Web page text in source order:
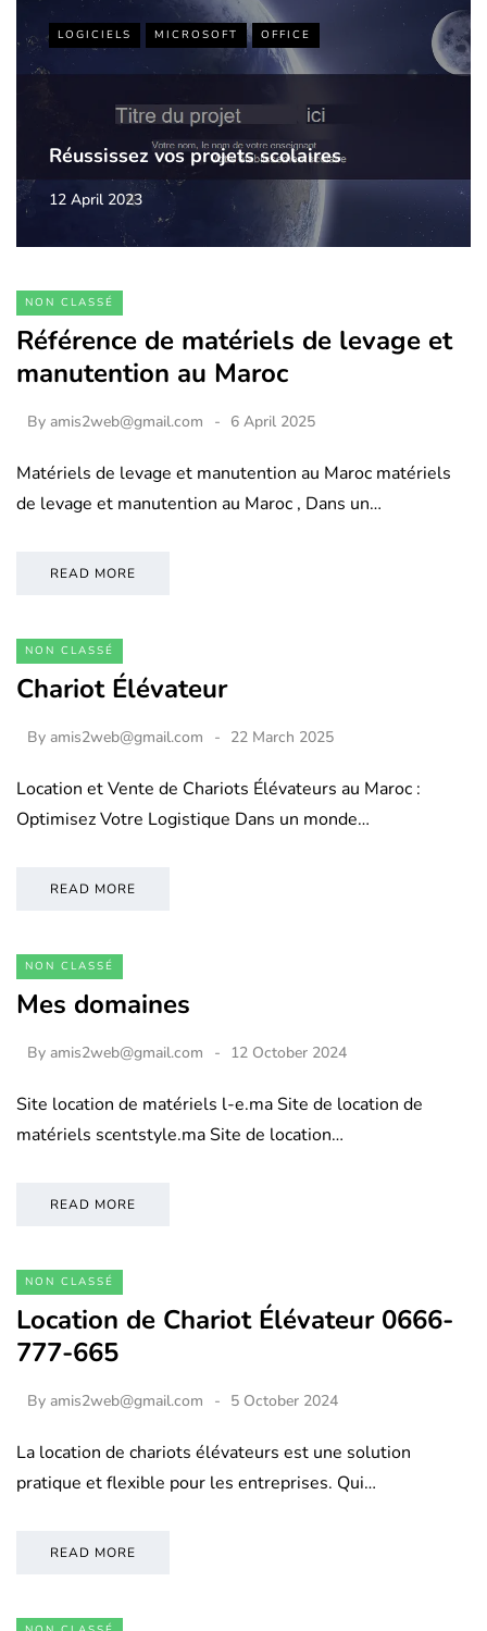
LOGICIELS MICROSOFT OFFICE
Réussissez vos projets scolaires
12 April 2023
NON CLASSÉ
Référence de matériels de levage et
manutention au Maroc
By amis2web@gmail.com 6 April 2025
Matériels de levage et manutention au Maroc matériels
de levage et manutention au Maroc , Dans un…
READ MORE
NON CLASSÉ
Chariot Élévateur
By amis2web@gmail.com 22 March 2025
Location et Vente de Chariots Élévateurs au Maroc :
Optimisez Votre Logistique Dans un monde…
READ MORE
NON CLASSÉ
Mes domaines
By amis2web@gmail.com 12 October 2024
Site location de matériels l-e.ma Site de location de
matériels scentstyle.ma Site de location…
READ MORE
NON CLASSÉ
Location de Chariot Élévateur 0666-
777-665
By amis2web@gmail.com 5 October 2024
La location de chariots élévateurs est une solution
pratique et flexible pour les entreprises. Qui…
READ MORE